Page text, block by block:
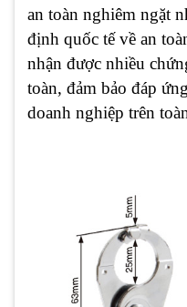
an toàn nghiêm ngặt
định quốc tế về an
nhận được nhiều
toàn, đảm bảo đáp
doanh nghiệp trên